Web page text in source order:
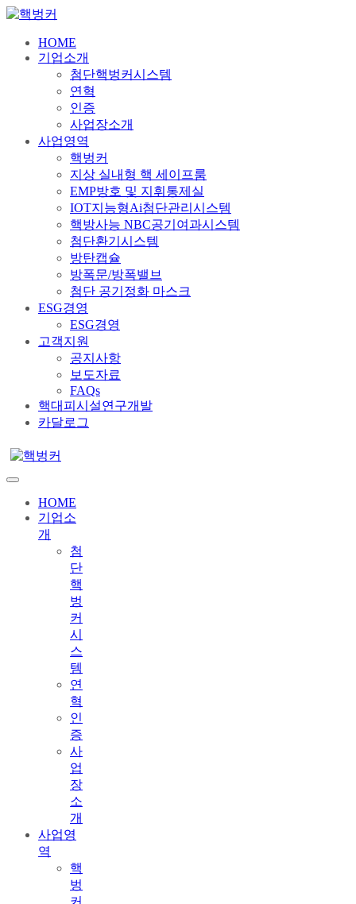
HOME
기업소개
첨단핵벙커시스템
연혁
인증
사업장소개
사업영역
핵벙커
지상 실내형 핵 세이프룸
EMP방호 및 지휘통제실
IOT지능형Ai첨단관리시스템
핵방사능 NBC공기여과시스템
첨단환기시스템
방탄캡슐
방폭문/방폭밸브
첨단 공기정화 마스크
ESG경영
ESG경영
고객지원
공지사항
보도자료
FAQs
핵대피시설연구개발
카달로그
HOME
기업소
개
첨
단
핵
벙
커
시
스
템
연
혁
인
증
사
업
장
소
개
사업영
역
핵
벙
커